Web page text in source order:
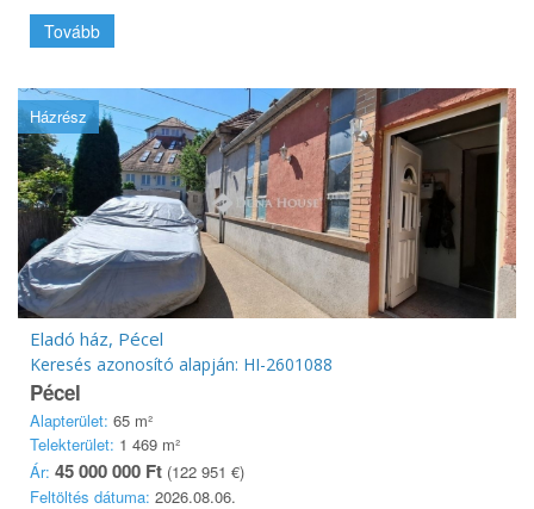
Tovább
Házrész
Eladó ház, Pécel
Keresés azonosító alapján: HI-2601088
Pécel
Alapterület: 65 m²
Telekterület: 1 469 m²
Ár: 45 000 000 Ft (122 951 €)
Feltöltés dátuma: 2026.08.06.